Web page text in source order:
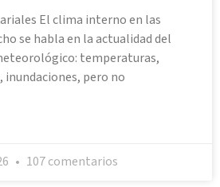
El clima interno en las
se habla en la actualidad del
temperaturas,
pero no
107 comentarios